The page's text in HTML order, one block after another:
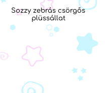
Sozzy zebrás csörgős
plüssállat